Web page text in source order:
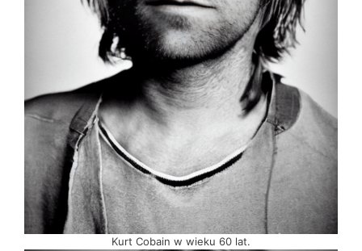
Kurt Cobain w wieku 60 lat.